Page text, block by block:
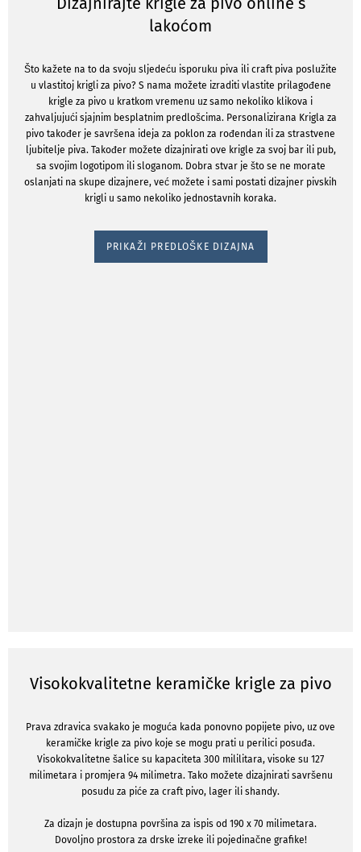
lakoćom
Što kažete na to da svoju sljedeću isporuku piva ili craft piva poslužite
u vlastitoj krigli za pivo? S nama možete izraditi vlastite prilagođene
krigle za pivo u kratkom vremenu uz samo nekoliko klikova i
zahvaljujući sjajnim besplatnim predlošcima. Personalizirana Krigla za
pivo također je savršena ideja za poklon za rođendan ili za strastvene
ljubitelje piva. Također možete dizajnirati ove krigle za svoj bar ili pub,
sa svojim logotipom ili sloganom. Dobra stvar je što se ne morate
oslanjati na skupe dizajnere, već možete i sami postati dizajner pivskih
krigli u samo nekoliko jednostavnih koraka.
PRIKAŽI PREDLOŠKE DIZAJNA
Visokokvalitetne keramičke krigle za pivo
Prava zdravica svakako je moguća kada ponovno popijete pivo, uz ove
keramičke krigle za pivo koje se mogu prati u perilici posuđa.
Visokokvalitetne šalice su kapaciteta 300 mililitara, visoke su 127
milimetara i promjera 94 milimetra. Tako možete dizajnirati savršenu
posudu za piće za craft pivo, lager ili shandy.
Za dizajn je dostupna površina za ispis od 190 x 70 milimetara.
Dovoljno prostora za drske izreke ili pojedinačne grafike!